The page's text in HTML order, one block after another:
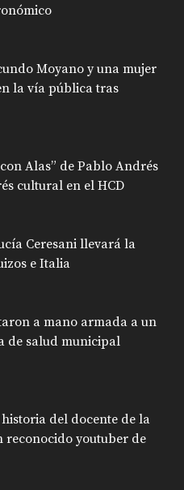
Moyano y una mujer
la vía pública tras
Alas” de Pablo Andrés
cultural en el HCD
Ceresani llevará la
e Italia
a mano armada a un
de salud municipal
del docente de la
reconocido youtuber de